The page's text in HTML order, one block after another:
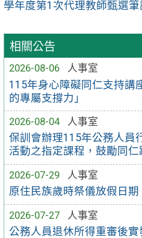
相關公告
2026-08-06
人事室
115年身心障礙同仁支持講
的專屬支撐力」
2026-08-04
人事室
保訓會辦理115年公務人員
活動之指定課程，鼓勵同仁
2026-07-29
人事室
原住民族歲時祭儀放假日期
2026-07-27
人事室
公務人員退休所得重審後
學年度第1次代理教師甄選筆